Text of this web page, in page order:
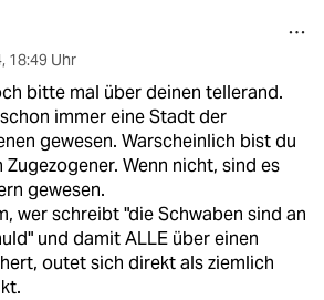
, 18:49 Uhr
bitte mal über deinen tellerand.
immer eine Stadt der
gewesen. Warscheinlich bist du
Zugezogener. Wenn nicht, sind es
gewesen.
wer schreibt "die Schwaben sind an
und damit ALLE über einen
outet sich direkt als ziemlich